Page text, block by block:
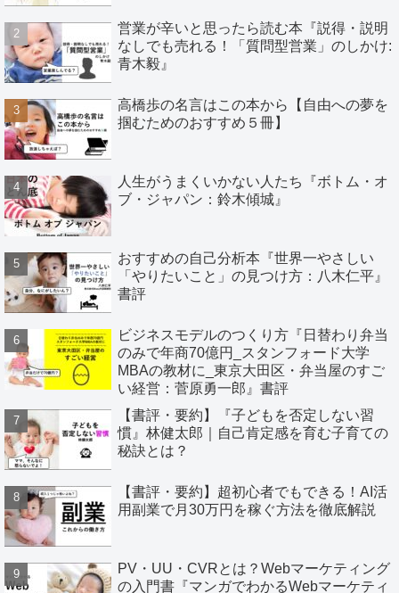
営業が辛いと思ったら読む本『説得・説明
なしでも売れる！「質問型営業」のしかけ:
青木毅』
高橋歩の名言はこの本から【自由への夢を
掴むためのおすすめ５冊】
人生がうまくいかない人たち『ボトム・オ
ブ・ジャパン：鈴木傾城』
おすすめの自己分析本『世界一やさしい
「やりたいこと」の見つけ方：八木仁平』
書評
ビジネスモデルのつくり方『日替わり弁当
のみで年商70億円_スタンフォード大学
MBAの教材に_東京大田区・弁当屋のすご
い経営：菅原勇一郎』書評
【書評・要約】『子どもを否定しない習
慣』林健太郎｜自己肯定感を育む子育ての
秘訣とは？
【書評・要約】超初心者でもできる！AI活
用副業で月30万円を稼ぐ方法を徹底解説
PV・UU・CVRとは？Webマーケティング
の入門書『マンガでわかるWebマーケティ